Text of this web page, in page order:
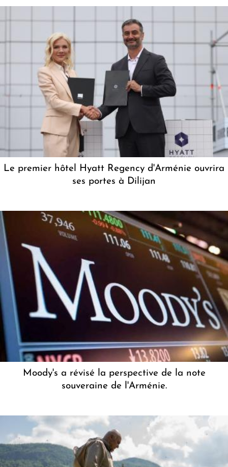
Le premier hôtel Hyatt Regency d'Arménie ouvrira
ses portes à Dilijan
Moody's a révisé la perspective de la note
souveraine de l'Arménie.